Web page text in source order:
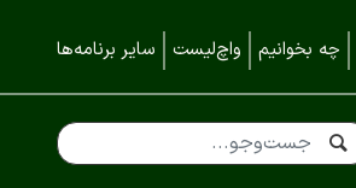
چه بخوانیم واچ‌لیست سایر برنامه‌ها